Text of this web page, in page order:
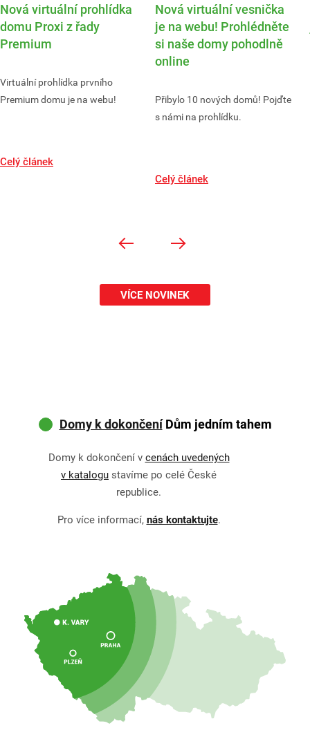
Nová virtuální prohlídka
domu Proxi z řady
Premium
Virtuální prohlídka prvního
Premium domu je na webu!
Celý článek
Nová virtuální vesnička
je na webu! Prohlédněte
si naše domy pohodlně
online
Přibylo 10 nových domů! Pojďte
s námi na prohlídku.
Celý článek
VÍCE NOVINEK
Domy k dokončeníDům jedním tahem
Domy k dokončení v cenách uvedených
v katalogu stavíme po celé České
republice.
Pro více informací, nás kontaktujte.